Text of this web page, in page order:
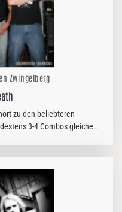
Zwingelberg
zu den beliebteren
3-4 Combos gleichen